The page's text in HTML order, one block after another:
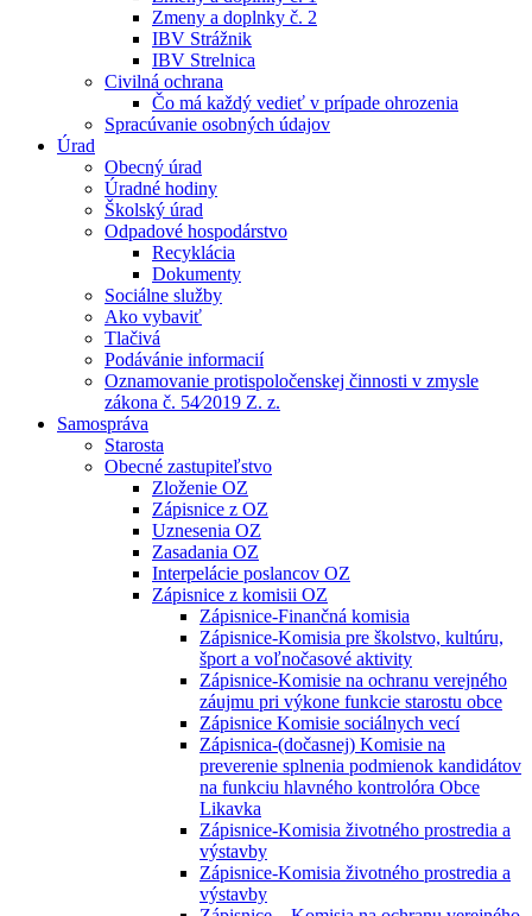
Zmeny a doplnky č. 2
IBV Strážnik
IBV Strelnica
Civilná ochrana
Čo má každý vedieť v prípade ohrozenia
Spracúvanie osobných údajov
Úrad
Obecný úrad
Úradné hodiny
Školský úrad
Odpadové hospodárstvo
Recyklácia
Dokumenty
Sociálne služby
Ako vybaviť
Tlačivá
Podávánie informacií
Oznamovanie protispoločenskej činnosti v zmysle
zákona č. 54⁄2019 Z. z.
Samospráva
Starosta
Obecné zastupiteľstvo
Zloženie OZ
Zápisnice z OZ
Uznesenia OZ
Zasadania OZ
Interpelácie poslancov OZ
Zápisnice z komisii OZ
Zápisnice-Finančná komisia
Zápisnice-Komisia pre školstvo, kultúru,
šport a voľnočasové aktivity
Zápisnice-Komisie na ochranu verejného
záujmu pri výkone funkcie starostu obce
Zápisnice Komisie sociálnych vecí
Zápisnica-(dočasnej) Komisie na
preverenie splnenia podmienok kandidátov
na funkciu hlavného kontrolóra Obce
Likavka
Zápisnice-Komisia životného prostredia a
výstavby
Zápisnice-Komisia životného prostredia a
výstavby